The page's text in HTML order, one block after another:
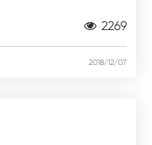
2269
2018/12/07